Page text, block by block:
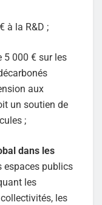
à la R&D ;
5 000 € sur les
aux
un soutien de
;
dans les
espaces publics
les
les